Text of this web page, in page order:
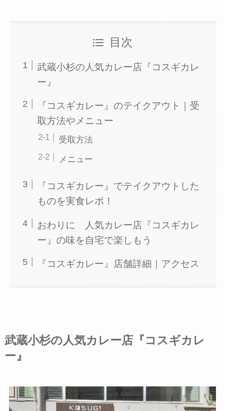
目次
武蔵小杉の人気カレー店『コスギカレ
ー』
『コスギカレー』のテイクアウト｜受
取方法やメニュー
受取方法
メニュー
『コスギカレー』でテイクアウトした
ものを実食レポ！
おわりに 人気カレー店『コスギカレ
ー』の味を自宅で楽しもう
『コスギカレー』店舗詳細｜アクセス
武蔵小杉の人気カレー店『コスギカレ
ー』